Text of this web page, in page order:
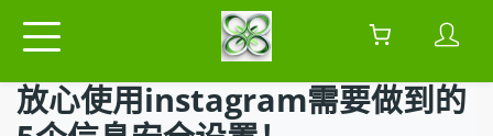
放心使用instagram需要做到的